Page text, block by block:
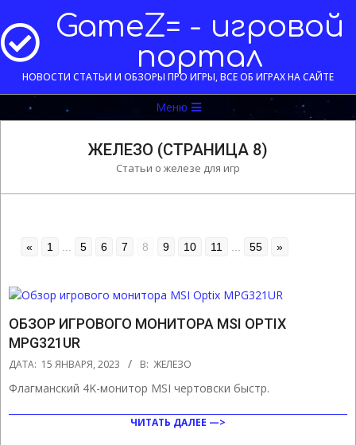
содержимомуGameZ= - игровой
портал
НОВОСТИ СТАТЬИ И ОБЗОРЫ ПРО ИГРЫ, ВСЕ ОБ ИГРАХ НА САЙТЕ
навигации
Меню
ЖЕЛЕЗО (СТРАНИЦА 8)
Статьи о железе для игр
« 1 5 6 7 8 9 10 11 55 »
ОБЗОР ИГРОВОГО МОНИТОРА MSI OPTIX
MPG321UR
2023-
15
ДАТА: 15 ЯНВАРЯ, 2023 В: ЖЕЛЕЗО
Флагманский 4K-монитор MSI чертовски быстр.
ЧИТАТЬ ДАЛЕЕ —>